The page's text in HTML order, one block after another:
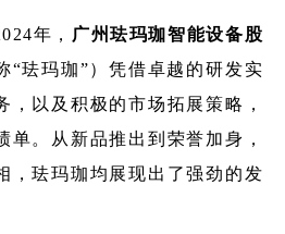
年，
广州珐玛珈智能设备股
“珐玛珈”）凭借卓越的研发实
，以及积极的市场拓展策略，
单。从新品推出到荣誉加身，
，珐玛珈均展现出了强劲的发